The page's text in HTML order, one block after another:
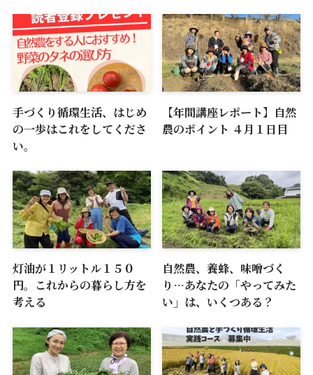
手づくり循環生活、はじめ
の一歩はこれをしてくださ
い。
【年間講座レポート】自然
農のポイント ４月１日目
灯油が１リットル１５０
円。これからの暮らし方を
考える
自然農、養蜂、味噌づく
り…あなたの「やってみた
い」は、いくつある？